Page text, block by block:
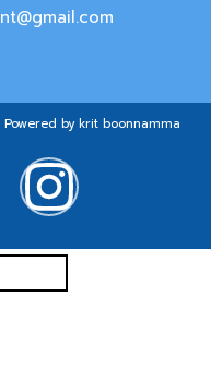
by krit boonnamma
I
n
s